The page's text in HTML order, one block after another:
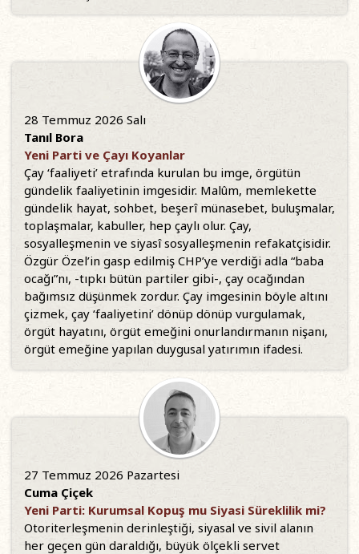
28 Temmuz 2026 Salı
Tanıl Bora
Yeni Parti ve Çayı Koyanlar
Çay ‘faaliyeti’ etrafında kurulan bu imge, örgütün
gündelik faaliyetinin imgesidir. Malûm, memlekette
gündelik hayat, sohbet, beşerî münasebet, buluşmalar,
toplaşmalar, kabuller, hep çaylı olur. Çay,
sosyalleşmenin ve siyasî sosyalleşmenin refakatçisidir.
Özgür Özel’in gasp edilmiş CHP’ye verdiği adla “baba
ocağı”nı, -tıpkı bütün partiler gibi-, çay ocağından
bağımsız düşünmek zordur. Çay imgesinin böyle altını
çizmek, çay ‘faaliyetini’ dönüp dönüp vurgulamak,
örgüt hayatını, örgüt emeğini onurlandırmanın nişanı,
örgüt emeğine yapılan duygusal yatırımın ifadesi.
27 Temmuz 2026 Pazartesi
Cuma Çiçek
Yeni Parti: Kurumsal Kopuş mu Siyasi Süreklilik mi?
Otoriterleşmenin derinleştiği, siyasal ve sivil alanın
her geçen gün daraldığı, büyük ölçekli servet